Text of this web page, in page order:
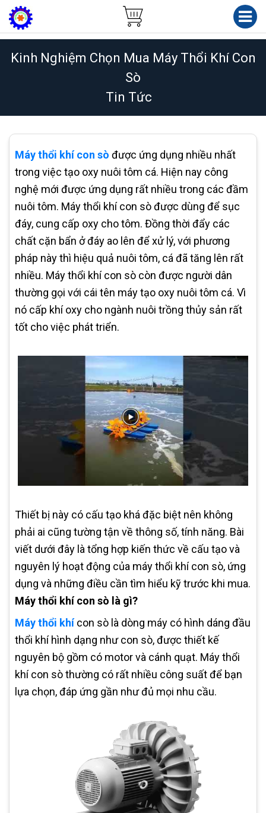
Kinh Nghiệm Chọn Mua Máy Thổi Khí Con
Sò
Tin Tức
Máy thổi khí con sò được ứng dụng nhiều nhất
trong việc tạo oxy nuôi tôm cá. Hiện nay công
nghệ mới được ứng dụng rất nhiều trong các đầm
nuôi tôm. Máy thổi khí con sò được dùng để sục
đáy, cung cấp oxy cho tôm. Đồng thời đẩy các
chất cặn bẩn ở đáy ao lên để xử lý, với phương
pháp này thì hiệu quả nuôi tôm, cá đã tăng lên rất
nhiều. Máy thổi khí con sò còn được người dân
thường gọi với cái tên máy tạo oxy nuôi tôm cá. Vì
nó cấp khí oxy cho ngành nuôi trồng thủy sản rất
tốt cho việc phát triển.
Thiết bị này có cấu tạo khá đặc biệt nên không
phải ai cũng tường tận về thông số, tính năng. Bài
viết dưới đây là tổng hợp kiến thức về cấu tạo và
nguyên lý hoạt động của máy thổi khí con sò, ứng
dụng và những điều cần tìm hiểu kỹ trước khi mua.
Máy thổi khí con sò là gì?
Máy thổi khícon sò là dòng máy có hình dáng đầu
thổi khí hình dạng như con sò, được thiết kế
nguyên bộ gồm có motor và cánh quạt. Máy thổi
khí con sò thường có rất nhiều công suất để bạn
lựa chọn, đáp ứng gần như đủ mọi nhu cầu.